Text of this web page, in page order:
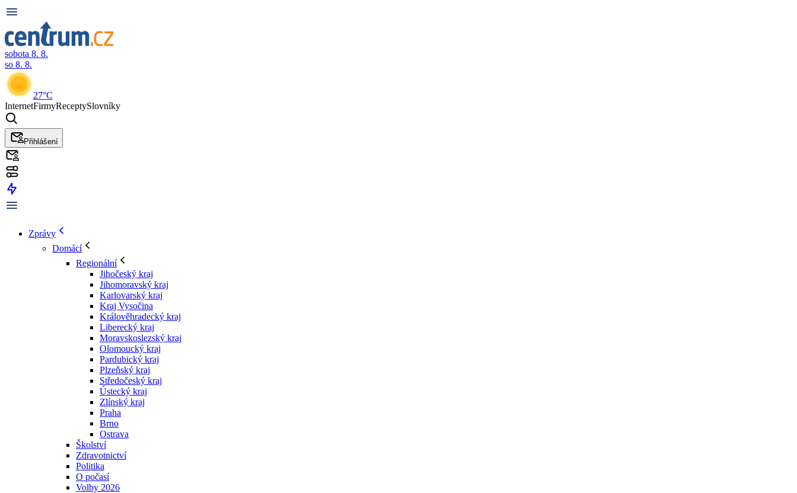
sobota 8. 8.
so 8. 8.
27°C
InternetFirmyReceptySlovníky
Přihlášení
Zprávy
Domácí
Regionální
Jihočeský kraj
Jihomoravský kraj
Karlovarský kraj
Kraj Vysočina
Králověhradecký kraj
Liberecký kraj
Moravskoslezský kraj
Olomoucký kraj
Pardubický kraj
Plzeňský kraj
Středočeský kraj
Ústecký kraj
Zlínský kraj
Praha
Brno
Ostrava
Školství
Zdravotnictví
Politika
O počasí
Volby 2026